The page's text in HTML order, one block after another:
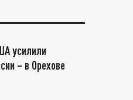
усилили
– в Орехове